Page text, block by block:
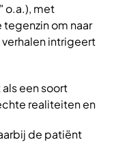
o.a.), met
tegenzin om naar
intrigeert
een soort
realiteiten en
de patiënt